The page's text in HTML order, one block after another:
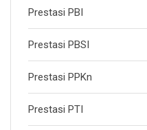
Prestasi PBI
Prestasi PBSI
Prestasi PPKn
Prestasi PTI